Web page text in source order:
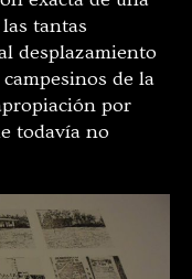
tantas
desplazamiento
de la
por
todavía no